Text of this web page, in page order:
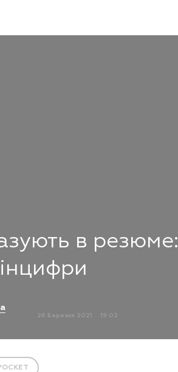
в резюме:
26 Березня 2021 19:02